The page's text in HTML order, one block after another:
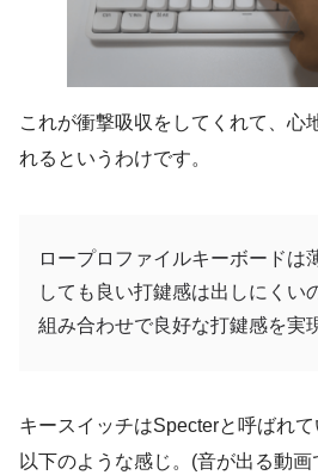
これが衝撃吸収をしてくれて、心
れるというわけです。
ロープロファイルキーボードは
しても良い打鍵感は出しにくい
組み合わせで良好な打鍵感を実
キースイッチはSpecterと呼ばれ
以下のような感じ。(音が出る動画